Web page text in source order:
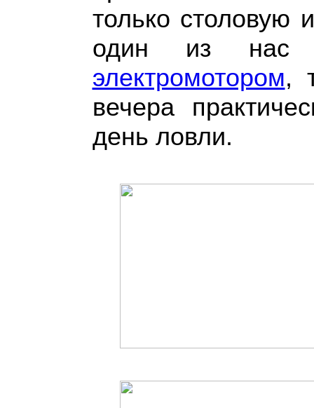
только столовую
один из нас
электромотором,
вечера
день ловли.